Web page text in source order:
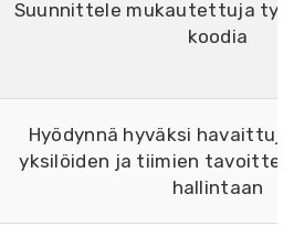
Suunnittele mukautettuja
koodia
Hyödynnä hyväksi
yksilöiden ja tiimien
hallintaan